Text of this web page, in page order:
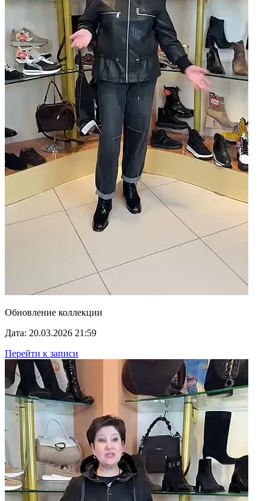
Обновление коллекции
Дата: 20.03.2026 21:59
Перейти к записи